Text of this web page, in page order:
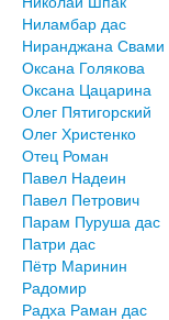
Ниламбар дас
Ниранджана Свами
Оксана Голякова
Оксана Цацарина
Олег Пятигорский
Олег Христенко
Отец Роман
Павел Надеин
Павел Петрович
Парам Пуруша дас
Патри дас
Пётр Маринин
Радомир
Радха Раман дас